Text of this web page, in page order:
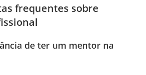
frequentes sobre
de ter um mentor na